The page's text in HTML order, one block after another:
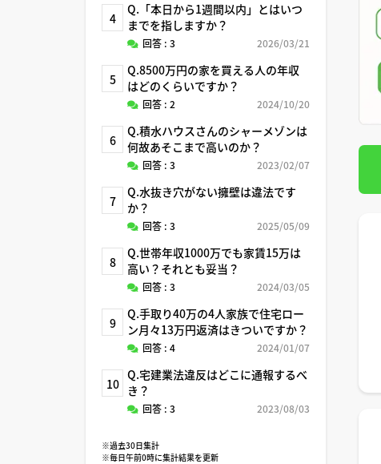
4
Q.「本日から1週間以内」とはいつ
までを指しますか？
回答 : 3 2026/03/21
5
Q.8500万円の家を買える人の年収
はどのくらいですか？
回答 : 2 2024/10/20
6
Q.積水ハウスさんのシャーメゾンは
何故あそこまで高いのか？
回答 : 3 2023/02/07
7
Q.水抜き穴がない擁壁は違法です
か？
回答 : 3 2025/05/09
8
Q.世帯年収1000万でも家賃15万は
高い？それとも妥当？
回答 : 3 2024/03/05
9
Q.手取り40万の4人家族で住宅ロー
ン月々13万円返済はきついですか？
回答 : 4 2024/01/07
10
Q.宅建業法違反はどこに通報するべ
き？
回答 : 3 2023/08/03
※過去30日集計
※毎日午前0時に集計結果を更新